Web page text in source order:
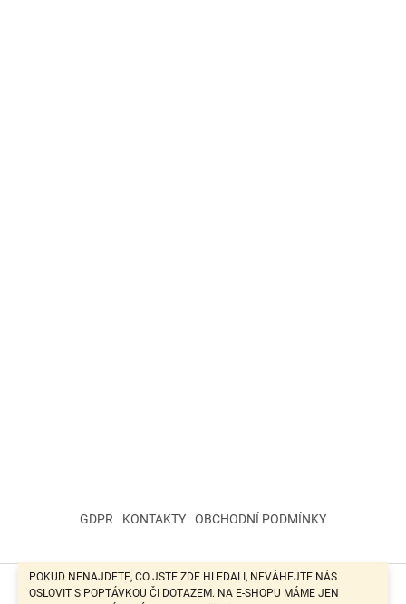
POKUD NENAJDETE, CO JSTE ZDE HLEDALI, NEVÁHEJTE NÁS
OSLOVIT S POPTÁVKOU ČI DOTAZEM. NA E-SHOPU MÁME JEN
GDPR KONTAKTY OBCHODNÍ PODMÍNKY